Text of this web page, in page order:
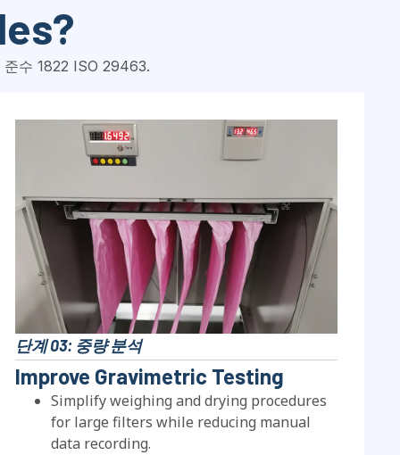
?
수 1822 ISO 29463.
단계 03: 중량 분석
Improve Gravimetric Testing
Simplify weighing and drying procedures
for large filters while reducing manual
data recording.